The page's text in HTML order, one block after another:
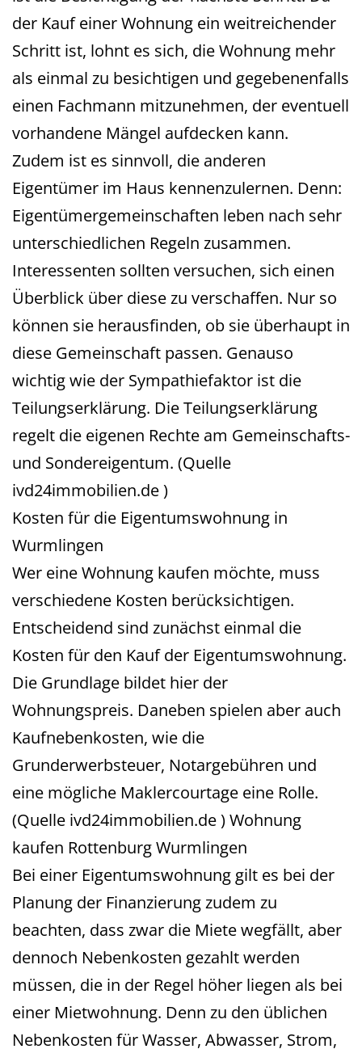
der Kauf einer Wohnung ein weitreichender
Schritt ist, lohnt es sich, die Wohnung mehr
als einmal zu besichtigen und gegebenenfalls
einen Fachmann mitzunehmen, der eventuell
vorhandene Mängel aufdecken kann.
Zudem ist es sinnvoll, die anderen
Eigentümer im Haus kennenzulernen. Denn:
Eigentümergemeinschaften leben nach sehr
unterschiedlichen Regeln zusammen.
Interessenten sollten versuchen, sich einen
Überblick über diese zu verschaffen. Nur so
können sie herausfinden, ob sie überhaupt in
diese Gemeinschaft passen. Genauso
wichtig wie der Sympathiefaktor ist die
Teilungserklärung. Die Teilungserklärung
regelt die eigenen Rechte am Gemeinschafts-
und Sondereigentum. (Quelle
ivd24immobilien.de )
Kosten für die Eigentumswohnung in
Wurmlingen
Wer eine Wohnung kaufen möchte, muss
verschiedene Kosten berücksichtigen.
Entscheidend sind zunächst einmal die
Kosten für den Kauf der Eigentumswohnung.
Die Grundlage bildet hier der
Wohnungspreis. Daneben spielen aber auch
Kaufnebenkosten, wie die
Grunderwerbsteuer, Notargebühren und
eine mögliche Maklercourtage eine Rolle.
(Quelle ivd24immobilien.de ) Wohnung
kaufen Rottenburg Wurmlingen
Bei einer Eigentumswohnung gilt es bei der
Planung der Finanzierung zudem zu
beachten, dass zwar die Miete wegfällt, aber
dennoch Nebenkosten gezahlt werden
müssen, die in der Regel höher liegen als bei
einer Mietwohnung. Denn zu den üblichen
Nebenkosten für Wasser, Abwasser, Strom,